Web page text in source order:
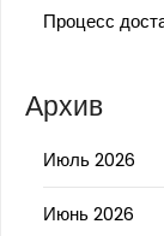
Процесс
Архив
Июль 2026
Июнь 2026